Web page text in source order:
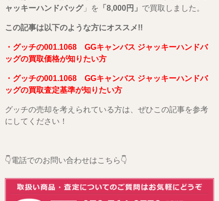
ャッキーハンドバッグ」を 「8,000円」 で買取しました。
こ の記事は以下のような方にオススメ!!
・グッチの001.1068 GGキャンバス ジャッキーハンドバ
ッグの買取価格が知りたい方
・グッチの001.1068 GGキャンバス ジャッキーハンドバ
ッグの買取査定基準が知りたい方
グッチの売却を考えられている方は、ぜひこの記事を参考
にしてください！
👇電話でのお問い合わせはこちら👇